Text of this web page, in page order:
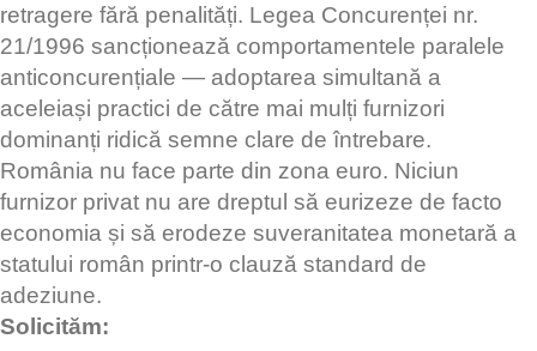
retragere fără penalități. Legea Concurenței nr.
21/1996 sancționează comportamentele paralele
anticoncurențiale — adoptarea simultană a
aceleiași practici de către mai mulți furnizori
dominanți ridică semne clare de întrebare.
România nu face parte din zona euro. Niciun
furnizor privat nu are dreptul să eurizeze de facto
economia și să erodeze suveranitatea monetară a
statului român printr-o clauză standard de
adeziune.
Solicităm: